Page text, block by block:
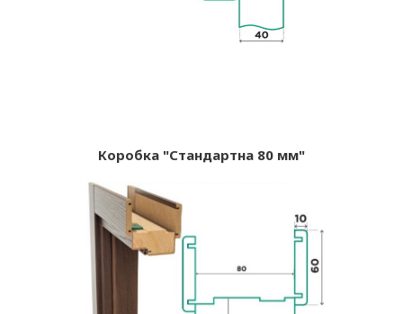
Коробка "Стандартна 80 мм"